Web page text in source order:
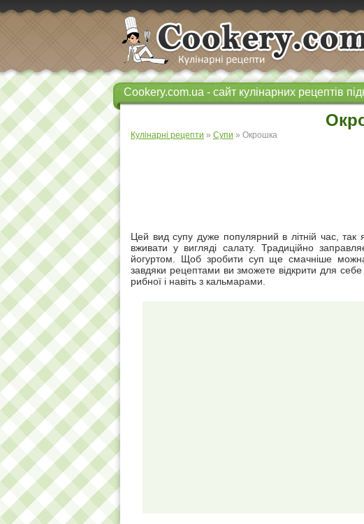
Cookery.com.ua - сайт кулінарних рецептів
Кулінарні рецепти » Супи » Окрошка
Цей вид супу дуже популярний в літній час,
вживати у вигляді салату. Традиційно
йогуртом. Щоб зробити суп ще смачніше
завдяки рецептами ви зможете відкрити для
рибної і навіть з кальмарами.